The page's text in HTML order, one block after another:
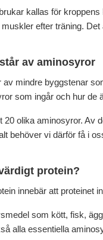
kallas för
efter träning.
av aminosyror
av mindre byggstenar
som ingår och hur de
20 olika aminosyror. Av
behöver vi därför få i
protein?
innebär att proteinet
som kött, fisk,
alla essentiella